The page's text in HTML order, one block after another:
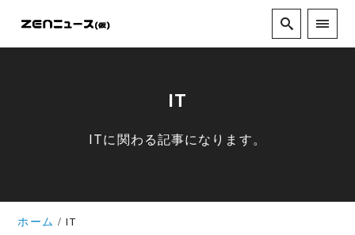
IT
ITに関わる記事になります。
ホーム IT